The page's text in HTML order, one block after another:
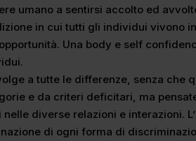
umano a sentirsi accolto ed
in cui tutti gli individui vivono
Una body e self
a tutte le differenze, senza che
e da criteri deficitari, ma
nelle diverse relazioni e interazioni.
di ogni forma di